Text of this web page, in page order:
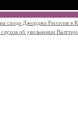
схода Джорджа Расселла в
об увольнении